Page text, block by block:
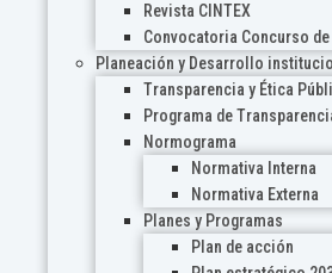
Revista CINTEX
Convocatoria Concurso de
Planeación y Desarrollo
Transparencia y Ética
Programa de
Normograma
Normativa Interna
Normativa Externa
Planes y Programas
Plan de acción